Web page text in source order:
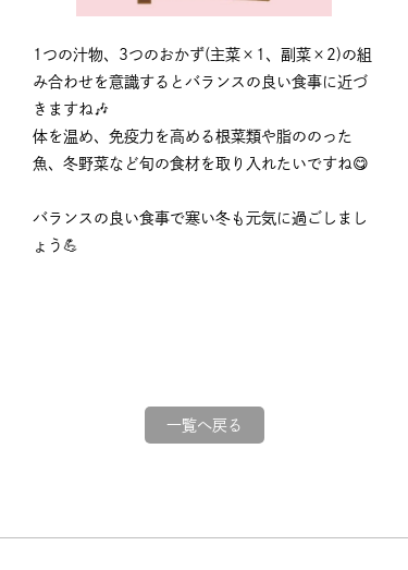
1つの汁物、3つのおかず(主菜×1、副菜×2)の組
み合わせを意識するとバランスの良い食事に近づ
きますね🎶
体を温め、免疫力を高める根菜類や脂ののった
魚、冬野菜など旬の食材を取り入れたいですね😋
バランスの良い食事で寒い冬も元気に過ごしまし
ょう💪
一覧へ戻る